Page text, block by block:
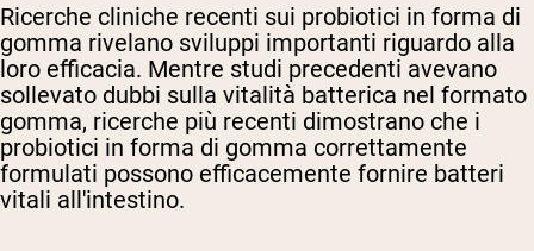
Ricerche cliniche recenti sui probiotici in forma di
gomma rivelano sviluppi importanti riguardo alla
loro efficacia. Mentre studi precedenti avevano
sollevato dubbi sulla vitalità batterica nel formato
gomma, ricerche più recenti dimostrano che i
probiotici in forma di gomma correttamente
formulati possono efficacemente fornire batteri
vitali all'intestino.